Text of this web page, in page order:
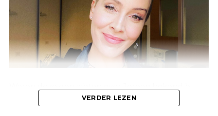
Linda, of waren ze alleen bekend bij de mensen
VERDER LEZEN